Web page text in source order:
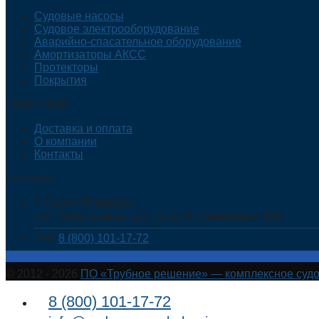
Судовые насосы
Судовое электрооборудование
Аварийно-спасательное оборудование
Амортизаторы АКСС
Протекторы
Покрытия
КЛИЕНТАМ
Доставка и оплата
О компании
Контакты
Контакты
Г. Санкт-Петербург
пр-т Энергетиков, д.3, литер А помещение 10/2
Тел. 8 (800) 101-17-72
© 2012 - 2026 ПО «Трубное решение» — комплексное
8 (800) 101-17-72